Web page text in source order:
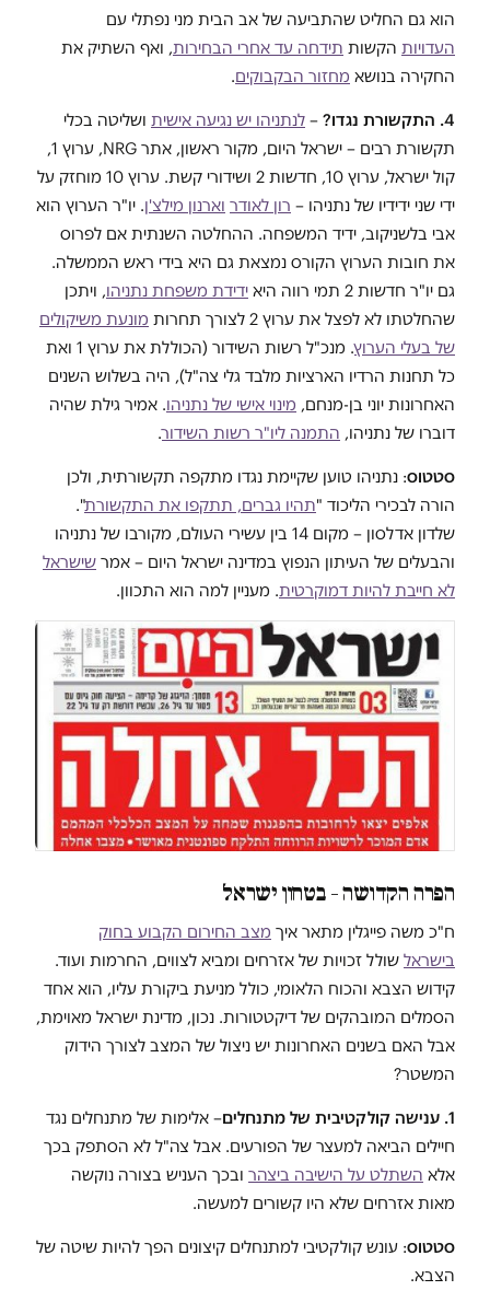
הוא גם החליט שהתביעה של אב הבית מני נפתלי עם
העדויות הקשות תידחה עד אחרי הבחירות, ואף השתיק את
החקירה בנושא מחזור הבקבוקים.
4. התקשורת נגדו? – לנתניהו יש נגיעה אישית ושליטה בכלי
תקשורת רבים – ישראל היום, מקור ראשון, אתר NRG
, ערוץ 1,
קול ישראל, ערוץ 10, חדשות 2 ושידורי קשת. ערוץ 10 מוחזק על
ידי שני ידידיו של נתניהו – רון לאודר וארנון מילצ'ן. יו"ר הערוץ הוא
אבי בלשניקוב, ידיד המשפחה. ההחלטה השנתית אם לפרוס
את חובות הערוץ הקורס נמצאת גם היא בידי ראש הממשלה.
גם יו"ר חדשות 2 תמי רווה היא
ידידת משפחת נתניהו, ויתכן
שהחלטתו לא לפצל את ערוץ 2 לצורך תחרות
מונעת משיקולים
של בעלי הערוץ
. מנכ"ל רשות השידור (הכוללת את ערוץ 1 ואת
כל תחנות הרדיו הארציות מלבד גלי צה"ל), היה בשלוש השנים
האחרונות יוני בן-מנחם, מינוי אישי של נתניהו. אמיר גילת שהיה
דוברו של נתניהו, התמנה ליו"ר רשות השידור.
סטטוס: נתניהו טוען שקיימת נגדו מתקפה תקשורתית, ולכן
הורה לבכירי הליכוד "תהיו גברים, תתקפו את התקשורת".
שלדון אדלסון – מקום 14 בין עשירי העולם, מקורבו של נתניהו
והבעלים של העיתון הנפוץ במדינה ישראל היום – אמר שישראל
לא חייבת להיות דמוקרטית. מעניין למה הוא התכוון.
הפרה הקדושה – בטחון ישראל
ח"כ משה פייגלין מתאר איך מצב החירום הקבוע בחוק
בישראל שולל זכויות של אזרחים ומביא לצווים, החרמות ועוד.
קידוש הצבא והכוח הלאומי, כולל מניעת ביקורת עליו, הוא אחד
הסמלים המובהקים של דיקטטורות. נכון, מדינת ישראל מאוימת,
אבל האם בשנים האחרונות יש ניצול של המצב לצורך הידוק
המשטר?
1. ענישה קולקטיבית של מתנחלים
– אלימות של מתנחלים נגד
חיילים הביאה למעצר של הפורעים. אבל צה"ל לא הסתפק בכך
אלא השתלט על הישיבה ביצהר ובכך העניש בצורה נוקשה
מאות אזרחים שלא היו קשורים למעשה.
סטטוס: עונש קולקטיבי למתנחלים קיצונים הפך להיות שיטה של
הצבא.